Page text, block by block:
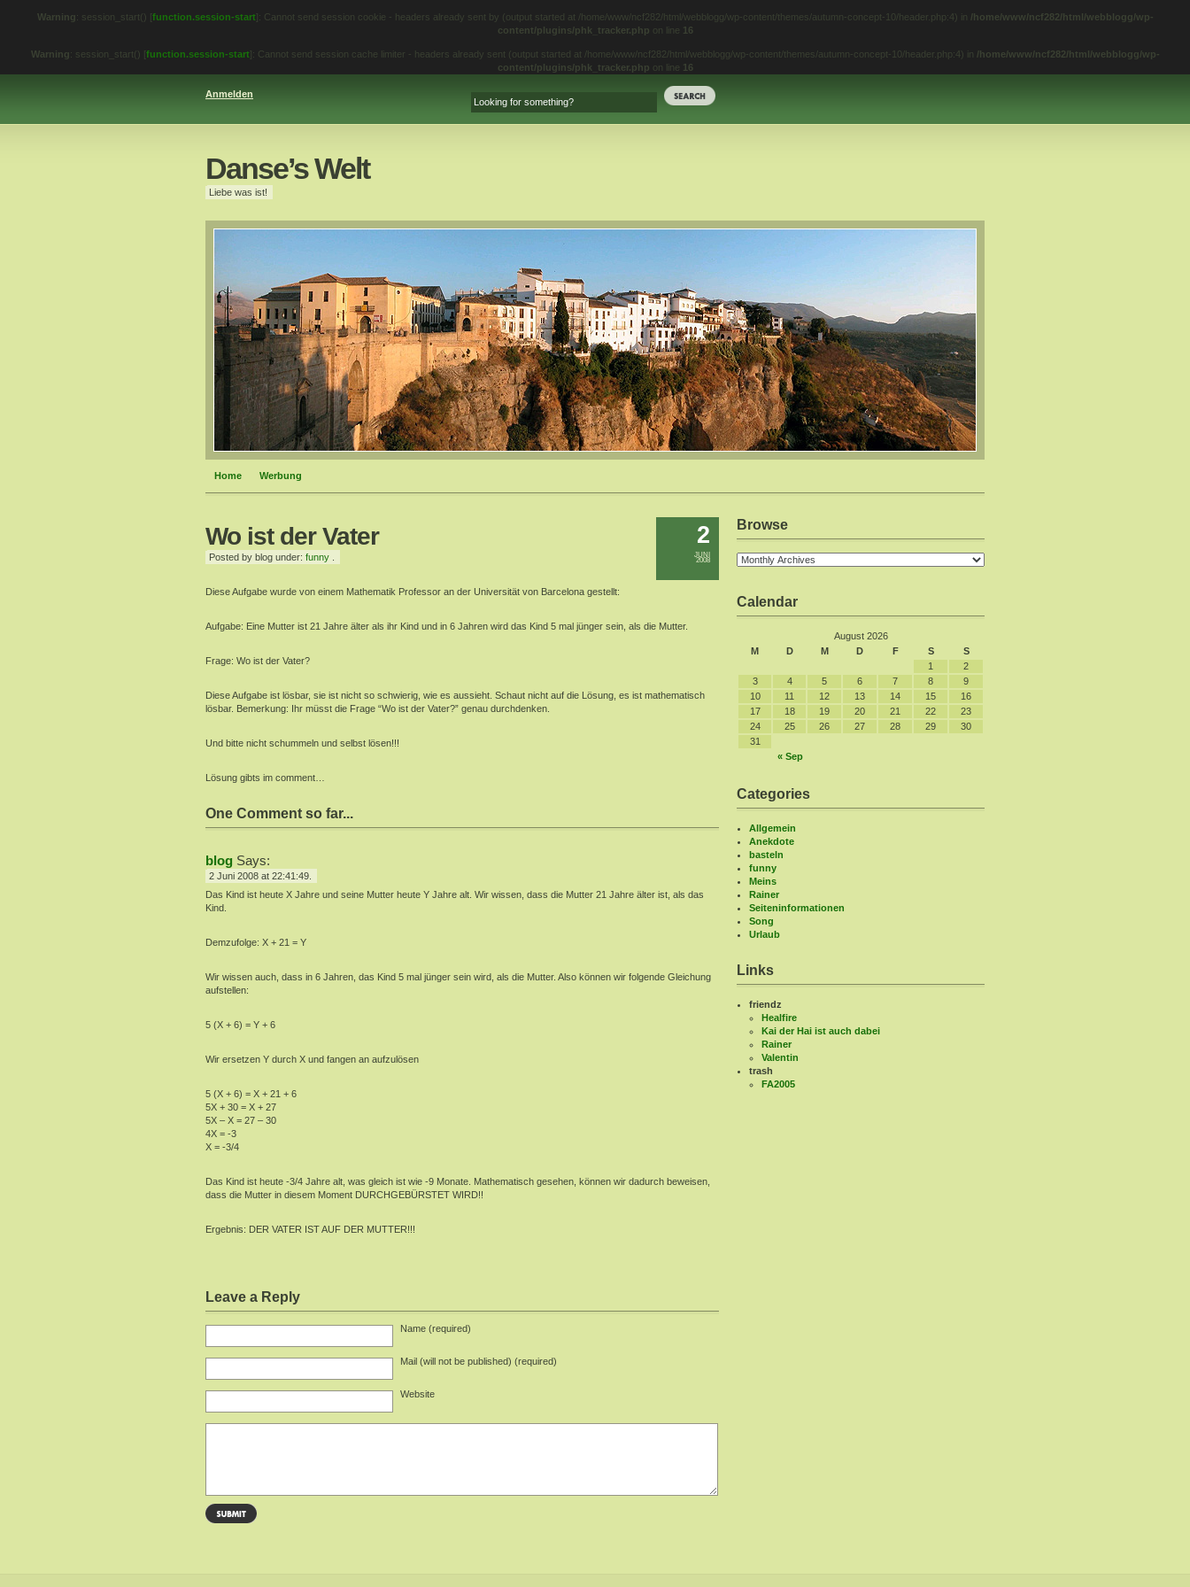
Warning: session_start() [function.session-start]: Cannot send session cookie - headers already sent by (output started at /home/www/ncf282/html/webblogg/wp-content/themes/autumn-concept-10/header.php:4) in /home/www/ncf282/html/webblogg/wp-
content/plugins/phk_tracker.php on line 16
Warning: session_start() [function.session-start]: Cannot send session cache limiter - headers already sent (output started at /home/www/ncf282/html/webblogg/wp-content/themes/autumn-concept-10/header.php:4) in /home/www/ncf282/html/webblogg/wp-
content/plugins/phk_tracker.php on line 16
Anmelden
Danse’s Welt
Liebe was ist!
Home Werbung
2
JUNI
2008
Wo ist der Vater
Posted by blog under: funny
Diese Aufgabe wurde von einem Mathematik Professor an der Universität von Barcelona gestellt:
Aufgabe: Eine Mutter ist 21 Jahre älter als ihr Kind und in 6 Jahren wird das Kind 5 mal jünger sein, als die Mutter.
Frage: Wo ist der Vater?
Diese Aufgabe ist lösbar, sie ist nicht so schwierig, wie es aussieht. Schaut nicht auf die Lösung, es ist mathematisch
lösbar. Bemerkung: Ihr müsst die Frage “Wo ist der Vater?” genau durchdenken.
Und bitte nicht schummeln und selbst lösen!!!
Lösung gibts im comment…
One Comment so far...
blog Says:
2 Juni 2008 at 22:41:49.
Das Kind ist heute X Jahre und seine Mutter heute Y Jahre alt. Wir wissen, dass die Mutter 21 Jahre älter ist, als das
Kind.
Demzufolge: X + 21 = Y
Wir wissen auch, dass in 6 Jahren, das Kind 5 mal jünger sein wird, als die Mutter. Also können wir folgende Gleichung
aufstellen:
5 (X + 6) = Y + 6
Wir ersetzen Y durch X und fangen an aufzulösen
5 (X + 6) = X + 21 + 6
5X + 30 = X + 27
5X – X = 27 – 30
4X = -3
X = -3/4
Das Kind ist heute -3/4 Jahre alt, was gleich ist wie -9 Monate. Mathematisch gesehen, können wir dadurch beweisen,
dass die Mutter in diesem Moment DURCHGEBÜRSTET WIRD!!
Ergebnis: DER VATER IST AUF DER MUTTER!!!
Leave a Reply
Name (required)
Mail (will not be published) (required)
Website
Browse
Calendar
August 2026
M
D M D F S S
« Sep
1
2
3
4 5 6 7 8
9
10
11 12 13 14 15
16
17
18 19 20 21 22
23
24
25 26 27 28 29
30
31
Categories
Allgemein
Anekdote
basteln
funny
Meins
Rainer
Seiteninformationen
Song
Urlaub
Links
friendz
Healfire
Kai der Hai ist auch dabei
Rainer
Valentin
trash
FA2005